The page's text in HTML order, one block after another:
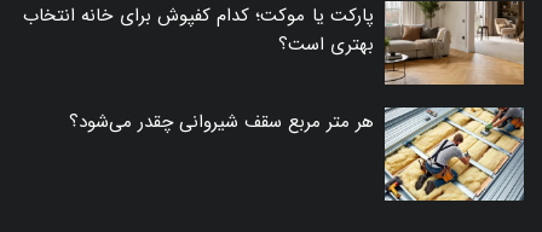
پارکت یا موکت؛ کدام کفپوش برای خانه انتخاب
بهتری است؟
هر متر مربع سقف شیروانی چقدر می‌شود؟